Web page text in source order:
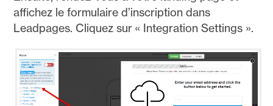
affichez le formulaire d’inscription dans
Leadpages. Cliquez sur « Integration Settings ».